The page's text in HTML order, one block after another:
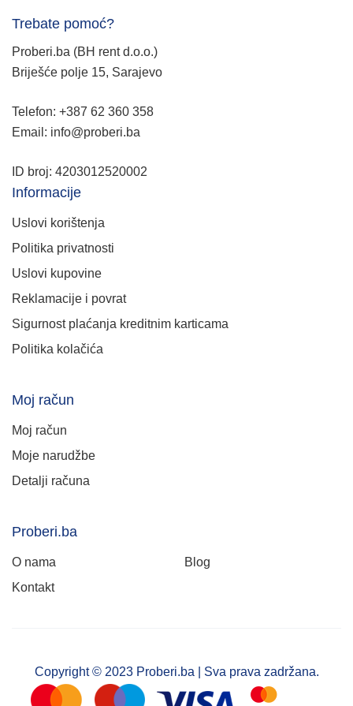
Trebate pomoć?
Proberi.ba (BH rent d.o.o.)
Briješće polje 15, Sarajevo
Telefon: +387 62 360 358
Email: info@proberi.ba
ID broj: 4203012520002
Informacije
Uslovi korištenja
Politika privatnosti
Uslovi kupovine
Reklamacije i povrat
Sigurnost plaćanja kreditnim karticama
Politika kolačića
Moj račun
Moj račun
Moje narudžbe
Detalji računa
Proberi.ba
O nama
Blog
Kontakt
Copyright © 2023 Proberi.ba | Sva prava zadržana.